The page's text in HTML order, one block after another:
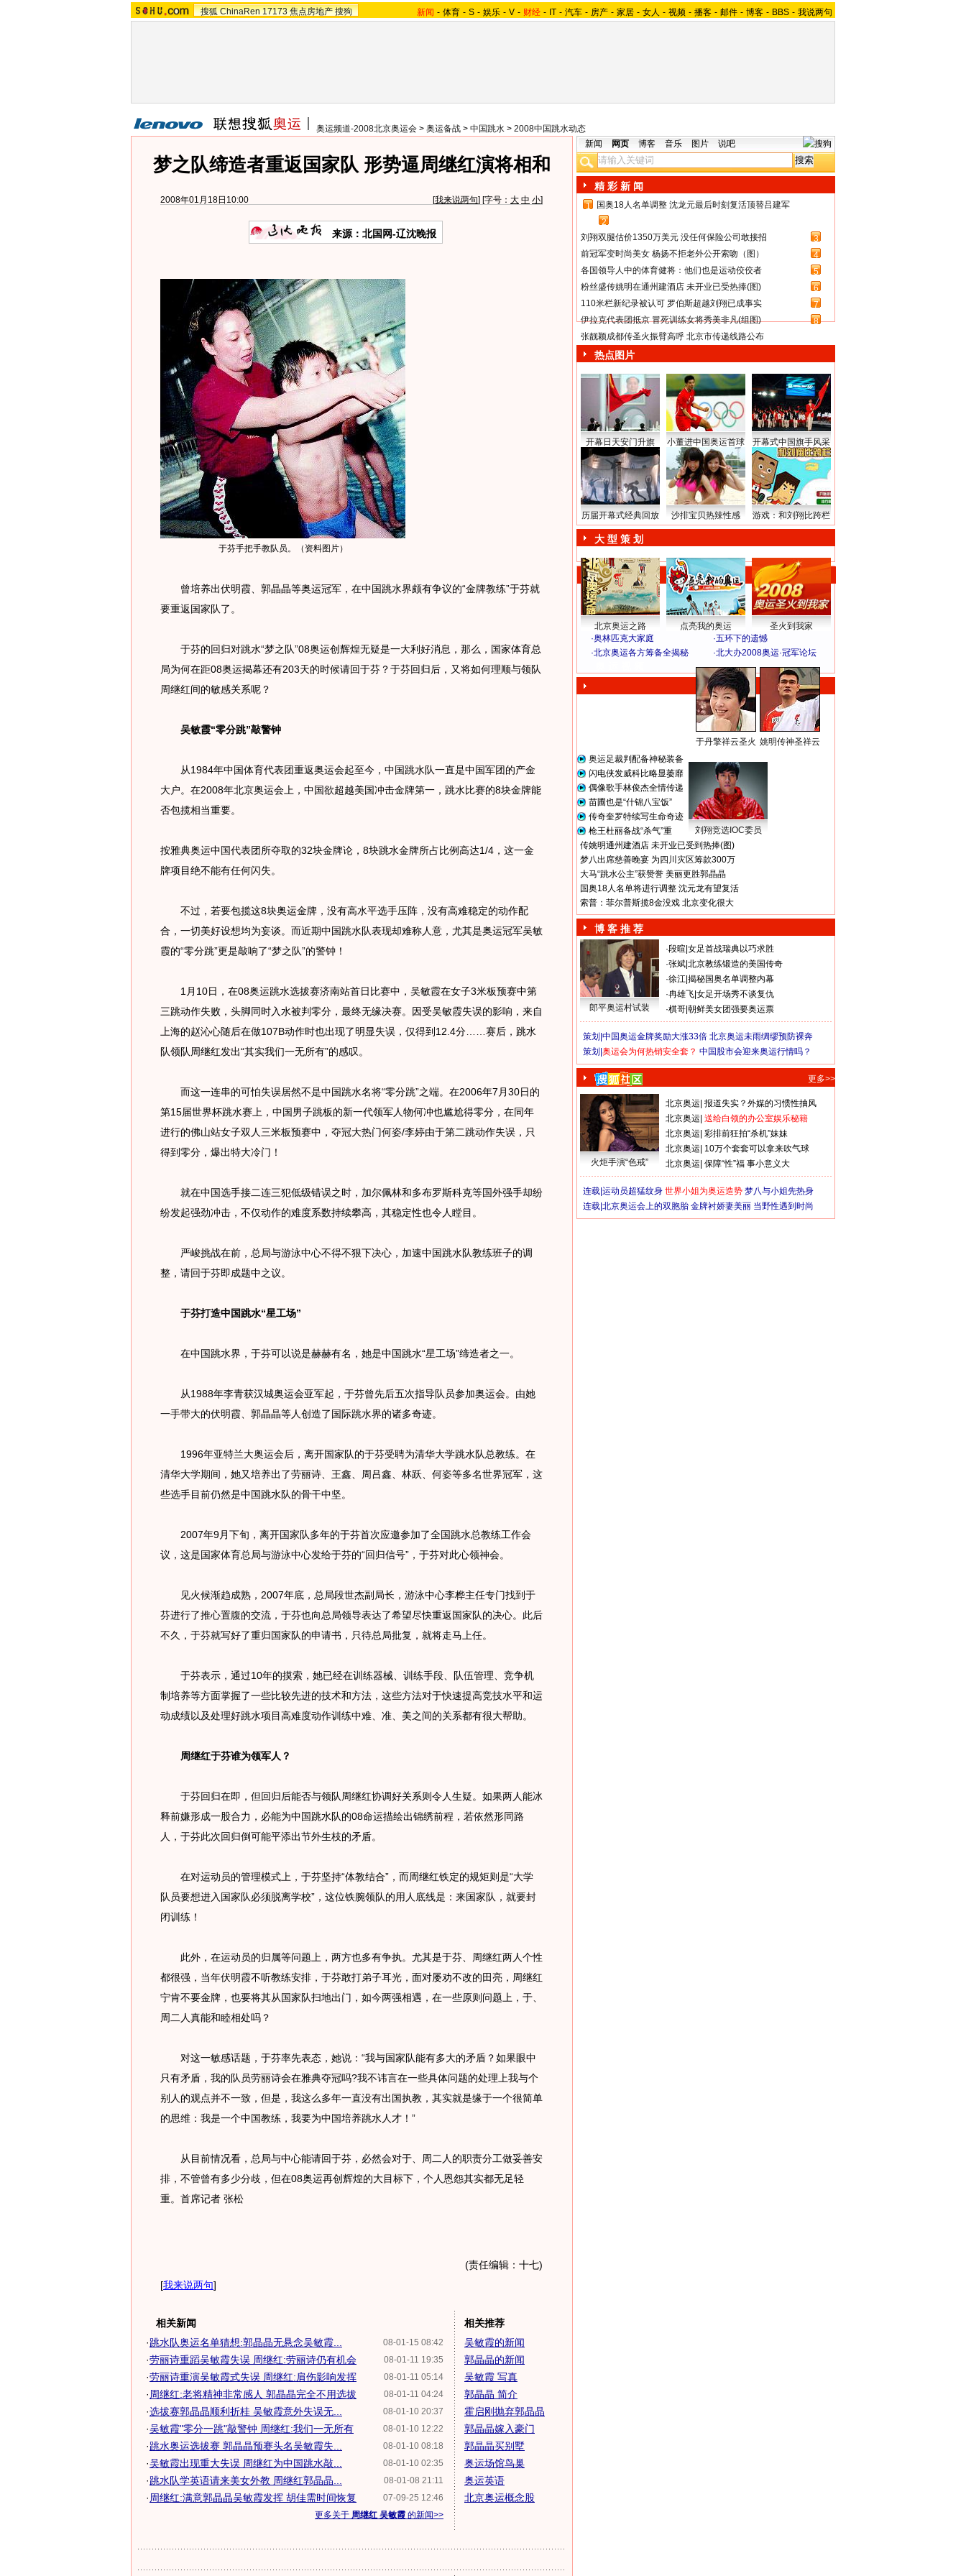
搜狐 ChinaRen 17173 焦点房地产 搜狗 新闻 - 体育 - S - 娱乐 - V - 财经 - IT - 汽车 - 房产 - 家居 - 女人 - 视频 - 播客 - 邮件 - 博客 - BBS - 我说两句
奥运频道-2008北京奥运会 > 奥运备战 > 中国跳水 > 2008中国跳水动态
梦之队缔造者重返国家队 形势逼周继红演将相和
2008年01月18日10:00 [我来说两句] [字号： 大 中 小]
来源：北国网-辽沈晚报
于芬手把手教队员。（资料图片）
曾培养出伏明霞、郭晶晶等奥运冠军，在中国跳水界颇有争议的“金牌教练”于芬就
要重返国家队了。
于芬的回归对跳水“梦之队”08奥运创辉煌无疑是一大利好消息，那么，国家体育总
局为何在距08奥运揭幕还有203天的时候请回于芬？于芬回归后，又将如何理顺与领队
周继红间的敏感关系呢？
吴敏霞“零分跳”敲警钟
从1984年中国体育代表团重返奥运会起至今，中国跳水队一直是中国军团的产金
大户。在2008年北京奥运会上，中国欲超越美国冲击金牌第一，跳水比赛的8块金牌能
否包揽相当重要。
按雅典奥运中国代表团所夺取的32块金牌论，8块跳水金牌所占比例高达1/4，这一金
牌项目绝不能有任何闪失。
不过，若要包揽这8块奥运金牌，没有高水平选手压阵，没有高难稳定的动作配
合，一切美好设想均为妄谈。而近期中国跳水队表现却难称人意，尤其是奥运冠军吴敏
霞的“零分跳”更是敲响了“梦之队”的警钟！
1月10日，在08奥运跳水选拔赛济南站首日比赛中，吴敏霞在女子3米板预赛中第
三跳动作失败，头脚同时入水被判零分，最终无缘决赛。因受吴敏霞失误的影响，来自
上海的赵沁心随后在做107B动作时也出现了明显失误，仅得到12.4分……赛后，跳水
队领队周继红发出“其实我们一无所有”的感叹。
而这一连串的可怕失误居然不是中国跳水名将“零分跳”之端。在2006年7月30日的
第15届世界杯跳水赛上，中国男子跳板的新一代领军人物何冲也尴尬得零分，在同年
进行的佛山站女子双人三米板预赛中，夺冠大热门何姿/李婷由于第二跳动作失误，只
得到零分，爆出特大冷门！
就在中国选手接二连三犯低级错误之时，加尔佩林和多布罗斯科克等国外强手却纷
纷发起强劲冲击，不仅动作的难度系数持续攀高，其稳定性也令人瞠目。
严峻挑战在前，总局与游泳中心不得不狠下决心，加速中国跳水队教练班子的调
整，请回于芬即成题中之议。
于芬打造中国跳水“星工场”
在中国跳水界，于芬可以说是赫赫有名，她是中国跳水“星工场”缔造者之一。
从1988年李青获汉城奥运会亚军起，于芬曾先后五次指导队员参加奥运会。由她
一手带大的伏明霞、郭晶晶等人创造了国际跳水界的诸多奇迹。
1996年亚特兰大奥运会后，离开国家队的于芬受聘为清华大学跳水队总教练。在
清华大学期间，她又培养出了劳丽诗、王鑫、周吕鑫、林跃、何姿等多名世界冠军，这
些选手目前仍然是中国跳水队的骨干中坚。
2007年9月下旬，离开国家队多年的于芬首次应邀参加了全国跳水总教练工作会
议，这是国家体育总局与游泳中心发给于芬的“回归信号”，于芬对此心领神会。
见火候渐趋成熟，2007年底，总局段世杰副局长，游泳中心李桦主任专门找到于
芬进行了推心置腹的交流，于芬也向总局领导表达了希望尽快重返国家队的决心。此后
不久，于芬就写好了重归国家队的申请书，只待总局批复，就将走马上任。
于芬表示，通过10年的摸索，她已经在训练器械、训练手段、队伍管理、竞争机
制培养等方面掌握了一些比较先进的技术和方法，这些方法对于快速提高竞技水平和运
动成绩以及处理好跳水项目高难度动作训练中难、准、美之间的关系都有很大帮助。
周继红于芬谁为领军人？
于芬回归在即，但回归后能否与领队周继红协调好关系则令人生疑。如果两人能冰
释前嫌形成一股合力，必能为中国跳水队的08命运描绘出锦绣前程，若依然形同路
人，于芬此次回归倒可能平添出节外生枝的矛盾。
在对运动员的管理模式上，于芬坚持“体教结合”，而周继红铁定的规矩则是“大学
队员要想进入国家队必须脱离学校”，这位铁腕领队的用人底线是：来国家队，就要封
闭训练！
此外，在运动员的归属等问题上，两方也多有争执。尤其是于芬、周继红两人个性
都很强，当年伏明霞不听教练安排，于芬敢打弟子耳光，面对屡劝不改的田亮，周继红
宁肯不要金牌，也要将其从国家队扫地出门，如今两强相遇，在一些原则问题上，于、
周二人真能和睦相处吗？
对这一敏感话题，于芬率先表态，她说：“我与国家队能有多大的矛盾？如果眼中
只有矛盾，我的队员劳丽诗会在雅典夺冠吗?我不讳言在一些具体问题的处理上我与个
别人的观点并不一致，但是，我这么多年一直没有出国执教，其实就是缘于一个很简单
的思维：我是一个中国教练，我要为中国培养跳水人才！”
从目前情况看，总局与中心能请回于芬，必然会对于、周二人的职责分工做妥善安
排，不管曾有多少分歧，但在08奥运再创辉煌的大目标下，个人恩怨其实都无足轻
重。首席记者 张松
(责任编辑：十七)
[我来说两句]
相关新闻
08-01-15 08:42
·跳水队奥运名单猜想:郭晶晶无悬念吴敏霞...
08-01-11 19:35
·劳丽诗重蹈吴敏霞失误 周继红:劳丽诗仍有机会
08-01-11 05:14
·劳丽诗重演吴敏霞式失误 周继红:肩伤影响发挥
08-01-11 04:24
· 周继红:老将精神非常感人 郭晶晶完全不用选拔
08-01-10 20:37
·选拔赛郭晶晶顺利折桂 吴敏霞意外失误无...
08-01-10 12:22
·吴敏霞"零分一跳"敲警钟 周继红:我们一无所有
08-01-10 08:18
·跳水奥运选拔赛 郭晶晶预赛头名吴敏霞失...
08-01-10 02:35
·吴敏霞出现重大失误 周继红为中国跳水敲...
08-01-08 21:11
·跳水队学英语请来美女外教 周继红郭晶晶...
07-09-25 12:46
· 周继红:满意郭晶晶吴敏霞发挥 胡佳需时间恢复
更多关于 周继红 吴敏霞 的新闻>>
相关推荐
吴敏霞的新闻
郭晶晶的新闻
吴敏霞 写真
郭晶晶 简介
霍启刚抛弃郭晶晶
郭晶晶嫁入豪门
郭晶晶买别墅
奥运场馆鸟巢
奥运英语
北京奥运概念股
新闻 网页 博客 音乐 图片 说吧
精 彩 新 闻
1
国奥18人名单调整 沈龙元最后时刻复活顶替吕建军
2
刘翔双腿估价1350万美元 没任何保险公司敢接招
3
前冠军变时尚美女 杨扬不拒老外公开索吻（图）
4
各国领导人中的体育健将：他们也是运动佼佼者
5
粉丝盛传姚明在通州建酒店 未开业已受热捧(图)
6
110米栏新纪录被认可 罗伯斯超越刘翔已成事实
7
伊拉克代表团抵京 冒死训练女将秀美非凡(组图)
8
张靓颖成都传圣火振臂高呼 北京市传递线路公布
热点图片
开幕日天安门升旗 小董进中国奥运首球 开幕式中国旗手风采
历届开幕式经典回放 沙排宝贝热辣性感 游戏：和刘翔比跨栏
大 型 策 划
北京奥运之路 点亮我的奥运
圣火到我家
·奥林匹克大家庭 ·五环下的遗憾
·北京奥运各方筹备全揭秘 ·北大办2008奥运·冠军论坛
于丹擎祥云圣火 姚明传神圣祥云
奥运足裁判配备神秘装备
闪电侠发威科比略显萎靡
偶像歌手林俊杰全情传递
苗圃也是“什锦八宝饭”
传奇奎罗特续写生命奇迹
枪王杜丽备战“杀气”重
刘翔竞选IOC委员
传姚明通州建酒店 未开业已受到热捧(图)
梦八出席慈善晚宴 为四川灾区筹款300万
大马“跳水公主”获赞誉 美丽更胜郭晶晶
国奥18人名单将进行调整 沈元龙有望复活
索普：菲尔普斯揽8金没戏 北京变化很大
博 客 推 荐
郎平奥运村试装
·段暄 女足首战瑞典以巧求胜
·张斌 北京教练锻造的美国传奇
·徐江 揭秘国奥名单调整内幕
·冉雄飞 女足开场秀不谈复仇
·棋哥 朝鲜美女团强要奥运票
策划| 中国奥运金牌奖励大涨33倍 北京奥运未雨绸缪预防裸奔
策划| 奥运会为何热销安全套？ 中国股市会迎来奥运行情吗？
更多>>
火炬手演“色戒”
北京奥运 报道失实？外媒的习惯性抽风
北京奥运 送给白领的办公室娱乐秘籍
北京奥运 彩排前狂拍“杀机”妹妹
北京奥运 10万个套套可以拿来吹气球
北京奥运 保障“性”福 事小意义大
连载| 运动员超猛纹身 世界小姐为奥运造势 梦八与小姐先热身
连载| 北京奥运会上的双胞胎 金牌衬娇妻美丽 当野性遇到时尚